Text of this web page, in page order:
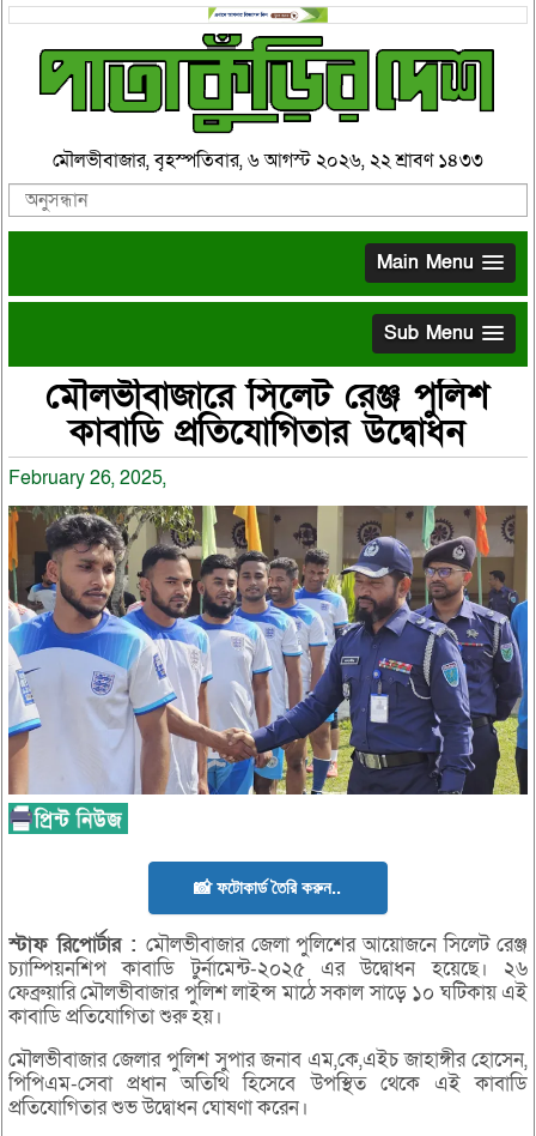
মৌলভীবাজার, বৃহস্পতিবার, ৬ আগস্ট ২০২৬, ২২ শ্রাবণ ১৪৩৩
Main Menu
Sub Menu
মৌলভীবাজারে সিলেট রেঞ্জ পুলিশ
কাবাডি প্রতিযোগিতার উদ্বোধন
February 26, 2025,
📸 ফটোকার্ড তৈরি করুন..
স্টাফ রিপোর্টার : মৌলভীবাজার জেলা পুলিশের আয়োজনে সিলেট রেঞ্জ
চ্যাম্পিয়নশিপ কাবাডি টুর্নামেন্ট-২০২৫ এর উদ্বোধন হয়েছে। ২৬
ফেব্রুয়ারি মৌলভীবাজার পুলিশ লাইন্স মাঠে সকাল সাড়ে ১০ ঘটিকায় এই
কাবাডি প্রতিযোগিতা শুরু হয়।
মৌলভীবাজার জেলার পুলিশ সুপার জনাব এম,কে,এইচ জাহাঙ্গীর হোসেন,
পিপিএম-সেবা প্রধান অতিথি হিসেবে উপস্থিত থেকে এই কাবাডি
প্রতিযোগিতার শুভ উদ্বোধন ঘোষণা করেন।